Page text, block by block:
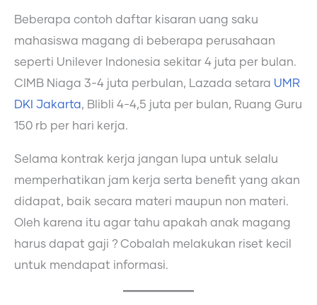
Beberapa contoh daftar kisaran uang saku
mahasiswa magang di beberapa perusahaan
seperti Unilever Indonesia sekitar 4 juta per bulan.
CIMB Niaga 3-4 juta perbulan, Lazada setara UMR
DKI Jakarta, Blibli 4-4,5 juta per bulan, Ruang Guru
150 rb per hari kerja.
Selama kontrak kerja jangan lupa untuk selalu
memperhatikan jam kerja serta benefit yang akan
didapat, baik secara materi maupun non materi.
Oleh karena itu agar tahu apakah anak magang
harus dapat gaji ? Cobalah melakukan riset kecil
untuk mendapat informasi.